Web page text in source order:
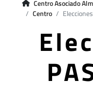
Centro Asociado
Centro